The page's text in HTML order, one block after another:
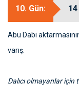
10. Gün:
Abu Dabi
varış.
Dalıcı olmayanlar için